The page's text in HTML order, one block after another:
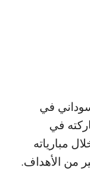
في
في
مبارياته
من الأهداف.